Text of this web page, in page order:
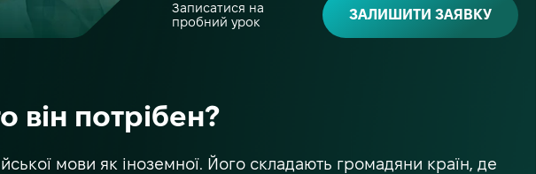
Записатися на
пробний урок
ЗАЛИШИТИ ЗАЯВКУ
він потрібен?
мови як іноземної. Його складають громадяни країн, де